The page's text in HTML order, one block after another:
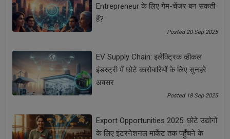
Tags:
business tips 2020 DTDC Courier
DTDC कूरियर Franchise
Franchise business idea KidZee School
Entrepreneur के लिए गेम-चेंजर बन सकती
हैं?
Posted 20 Sep 2025
EV Supply Chain: इलेक्ट्रिक व्हीकल
इंडस्ट्री में छोटे कारोबारियों के लिए सुनहरे
अवसर
Posted 18 Sep 2025
Export Opportunities 2025: छोटे उद्योगों
के लिए इंटरनेशनल मार्केट तक पहुँचने के